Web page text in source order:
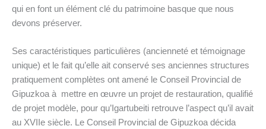
qui en font un élément clé du patrimoine basque que nous
devons préserver.
Ses caractéristiques particulières (ancienneté et témoignage
unique) et le fait qu’elle ait conservé ses anciennes structures
pratiquement complètes ont amené le Conseil Provincial de
Gipuzkoa à mettre en œuvre un projet de restauration, qualifié
de projet modèle, pour qu’Igartubeiti retrouve l’aspect qu’il avait
au XVIIe siècle. Le Conseil Provincial de Gipuzkoa décida